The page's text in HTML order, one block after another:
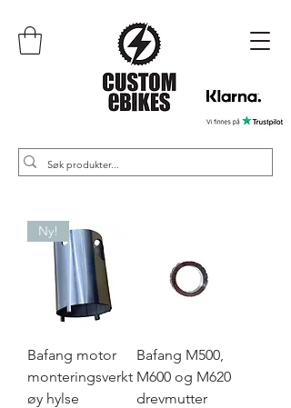
Ny!
Bafang motor
monteringsverkt
øy hylse
Bafang M500,
M600 og M620
drevmutter